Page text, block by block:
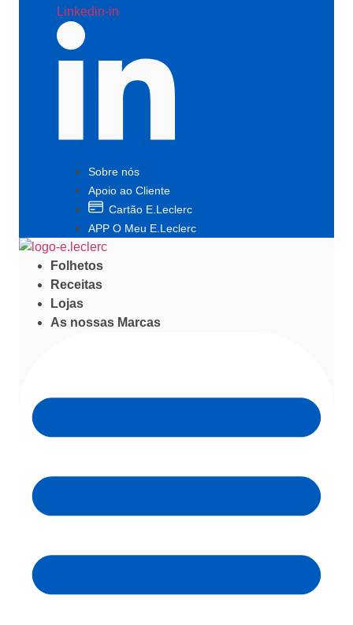
Linkedin-in
Sobre nós
Apoio ao Cliente
Cartão E.Leclerc
APP O Meu E.Leclerc
Folhetos
Receitas
Lojas
As nossas Marcas